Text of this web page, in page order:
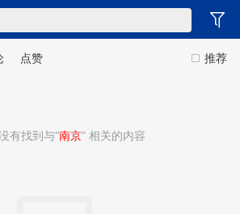
推荐
点赞
有找到与“南京” 相关的内容